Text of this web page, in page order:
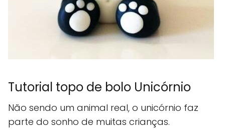
Tutorial topo de bolo Unicórnio
Não sendo um animal real, o unicórnio faz
parte do sonho de muitas crianças.